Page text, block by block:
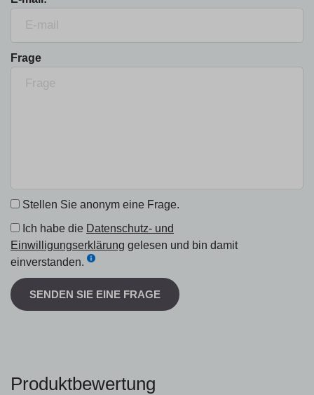
Frage
Stellen Sie anonym eine Frage.
Ich habe die Datenschutz- und
Einwilligungserklärung gelesen und bin damit
einverstanden.
SENDEN SIE EINE FRAGE
Produktbewertung